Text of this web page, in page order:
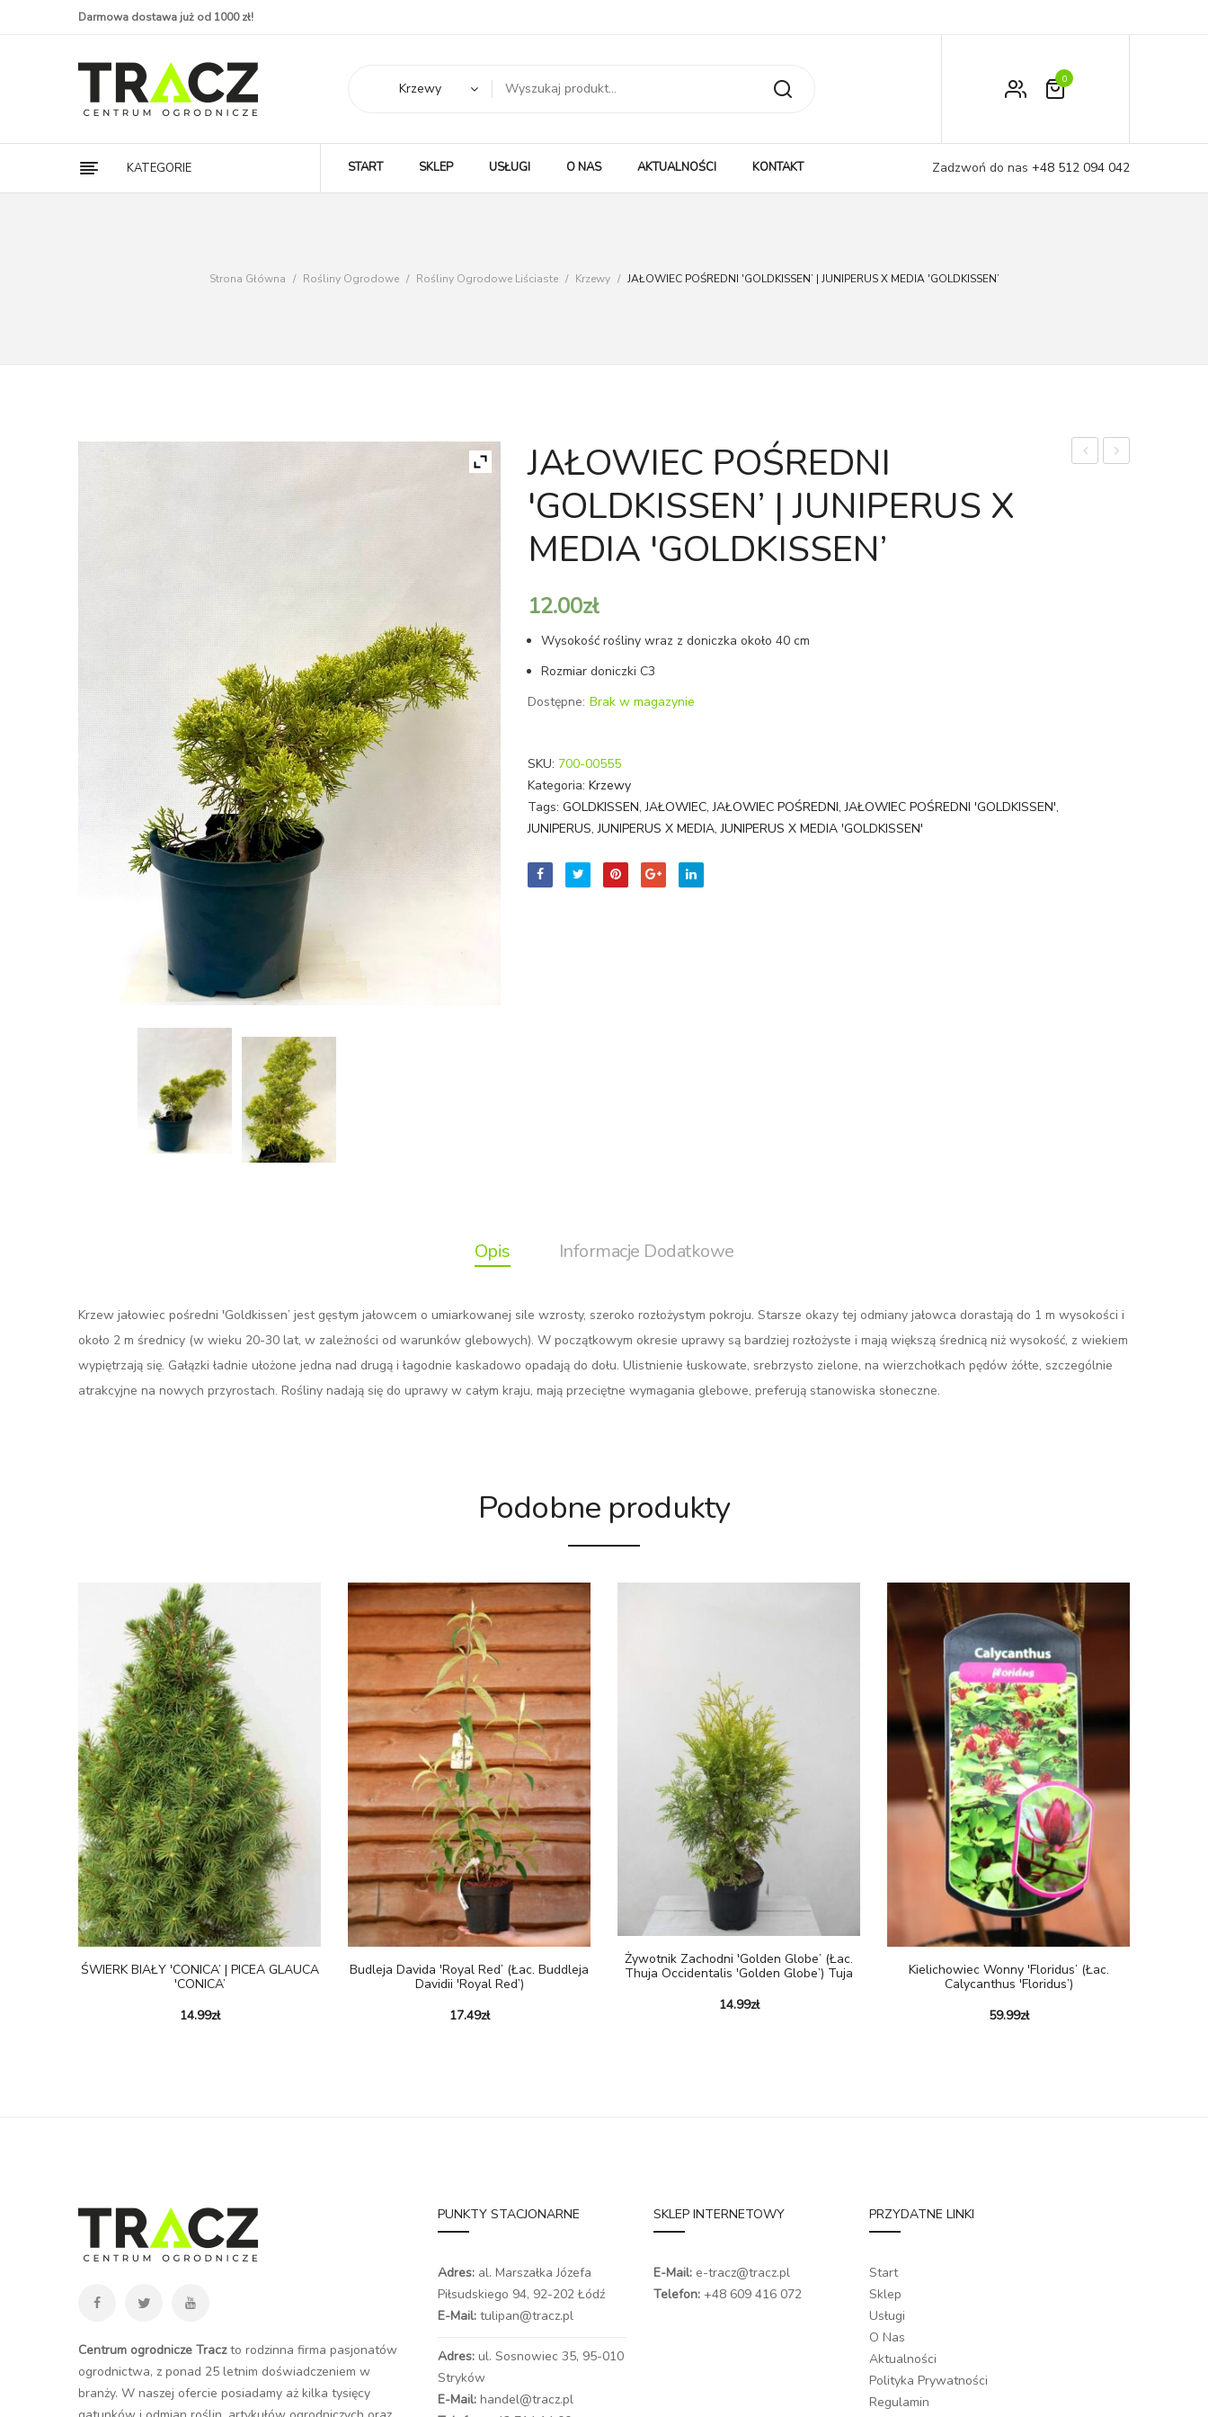
Darmowa dostawa już od 1000 zł!
Moje konto
0
Krzewy
KATEGORIE START SKLEP USŁUGI O NAS AKTUALNOŚCI KONTAKT Zadzwoń do nas +48 512 094 042
Strona Główna / Rośliny Ogrodowe / Rośliny Ogrodowe Liściaste / Krzewy / JAŁOWIEC POŚREDNI 'GOLDKISSEN’ | JUNIPERUS X MEDIA 'GOLDKISSEN’
JAŁOWIEC POŚREDNI
'GOLDKISSEN’ | JUNIPERUS X
MEDIA 'GOLDKISSEN’
12.00zł
Wysokość rośliny wraz z doniczka około 40 cm
Rozmiar doniczki C3
Dostępne: Brak w magazynie
SKU: 700-00555
Kategoria: Krzewy
Tags: GOLDKISSEN,JAŁOWIEC,JAŁOWIEC POŚREDNI,JAŁOWIEC POŚREDNI 'GOLDKISSEN',
JUNIPERUS,JUNIPERUS X MEDIA,JUNIPERUS X MEDIA 'GOLDKISSEN'
Opis Informacje Dodatkowe
Krzew jałowiec pośredni 'Goldkissen’ jest gęstym jałowcem o umiarkowanej sile wzrosty, szeroko rozłożystym pokroju. Starsze okazy tej odmiany jałowca dorastają do 1 m wysokości i
około 2 m średnicy (w wieku 20-30 lat, w zależności od warunków glebowych). W początkowym okresie uprawy są bardziej rozłożyste i mają większą średnicą niż wysokość, z wiekiem
wypiętrzają się. Gałązki ładnie ułożone jedna nad drugą i łagodnie kaskadowo opadają do dołu. Ulistnienie łuskowate, srebrzysto zielone, na wierzchołkach pędów żółte, szczególnie
atrakcyjne na nowych przyrostach. Rośliny nadają się do uprawy w całym kraju, mają przeciętne wymagania glebowe, preferują stanowiska słoneczne.
Podobne produkty
ŚWIERK BIAŁY 'CONICA’ | PICEA GLAUCA
'CONICA’
14.99zł
Budleja Davida 'Royal Red’ (łac. Buddleja
Davidii 'Royal Red’)
17.49zł
Żywotnik Zachodni 'Golden Globe’ (łac.
Thuja Occidentalis 'Golden Globe’) Tuja
14.99zł
Kielichowiec Wonny 'Floridus’ (łac.
Calycanthus 'Floridus’)
59.99zł
Centrum ogrodnicze Traczto rodzinna firma pasjonatów
ogrodnictwa, z ponad 25 letnim doświadczeniem w
branży. W naszej ofercie posiadamy aż kilka tysięcy
PUNKTY STACJONARNE
Adres: al. Marszałka Józefa
Piłsudskiego 94, 92-202 Łódź
E-Mail: tulipan@tracz.pl
Adres: ul. Sosnowiec 35, 95-010
Stryków
E-Mail: handel@tracz.pl
SKLEP INTERNETOWY
E-Mail: e-tracz@tracz.pl
Telefon: +48 609 416 072
PRZYDATNE LINKI
Start
Sklep
Usługi
O Nas
Aktualności
Polityka Prywatności
Regulamin